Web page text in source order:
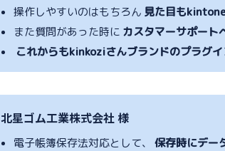
操作しやすいのはもちろん 見た目も
また質問があった時に カスタマーサポート
これからもkinkoziさんブランドのプラグ
北星ゴム工業株式会社 様
電子帳簿保存法対応として、
保存時にデー